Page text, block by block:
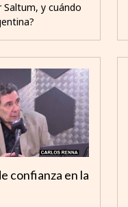
Saltum, y cuándo
confianza en la